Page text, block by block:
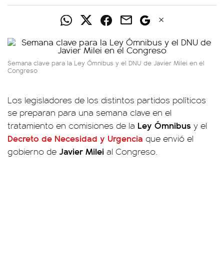
Semana clave para la Ley Ómnibus y el DNU de Javier Milei en el
Congreso
Los legisladores de los distintos partidos políticos
se preparan para una semana clave en el
tratamiento en comisiones de la Ley Ómnibus y el
Decreto de Necesidad y Urgencia que envió el
gobierno de Javier Milei al Congreso.